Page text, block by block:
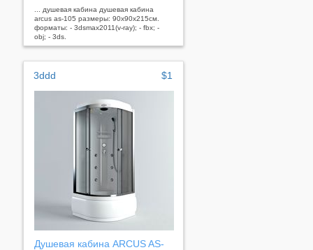
... душевая кабина душевая кабина
arcus as-105 размеры: 90x90x215см.
форматы: - 3dsmax2011(v-ray); - fbx; -
obj; - 3ds.
3ddd $1
Душевая кабина ARCUS AS-